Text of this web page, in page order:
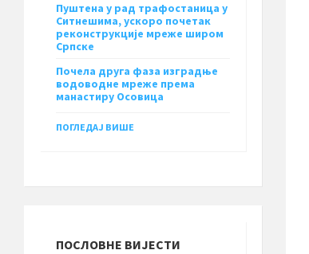
Пуштена у рад трафостаница у
Ситнешима, ускоро почетак
реконструкције мреже широм
Српске
Почела друга фаза изградње
водоводне мреже према
манастиру Осовица
ПОГЛЕДАЈ ВИШЕ
ПОСЛОВНЕ ВИЈЕСТИ